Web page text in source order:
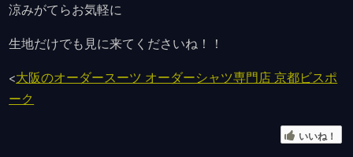
涼みがてらお気軽に
生地だけでも見に来てくださいね！！
<大阪のオーダースーツ オーダーシャツ専門店 京都ビスポ
ーク
いいね！